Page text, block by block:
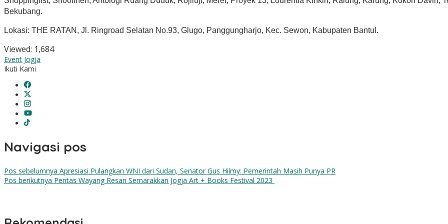
Bekubang.
Lokasi: THE RATAN, Jl. Ringroad Selatan No.93, Glugo, Panggungharjo, Kec. Sewon, Kabupaten Bantul.
Viewed: 1,684
Event Jogja
Ikuti Kami
Navigasi pos
Pos sebelumnya Apresiasi Pulangkan WNI dari Sudan, Senator Gus Hilmy: Pemerintah Masih Punya PR
Pos berikutnya Pentas Wayang Resan Semarakkan Jogja Art + Books Festival 2023